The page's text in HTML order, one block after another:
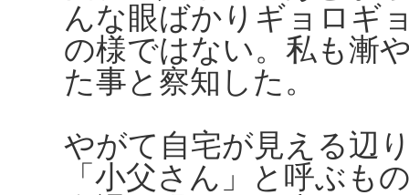
んな眼ばかりギョロギ
の様ではない。私も漸
た事と察知した。
やがて自宅が見える辺
「小父さん」と呼ぶも